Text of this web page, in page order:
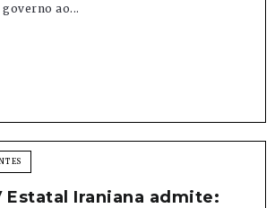
ao...
Estatal Iraniana admite: